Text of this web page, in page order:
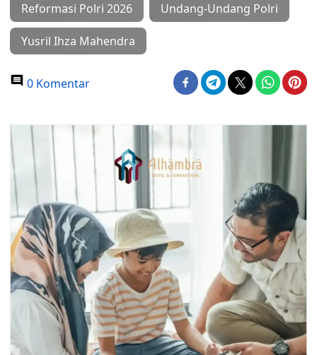
Reformasi Polri 2026 Undang-Undang Polri
Yusril Ihza Mahendra
0 Komentar